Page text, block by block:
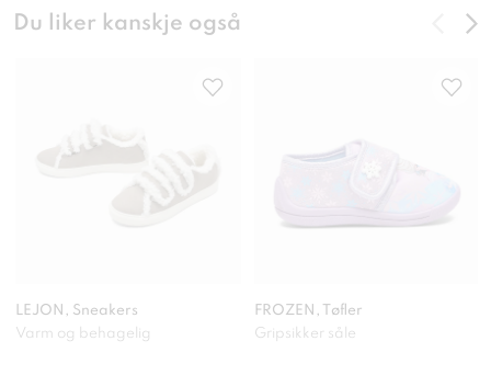
Du liker kanskje også
LEJON, Sneakers
Varm og behagelig
FROZEN, Tøfler
Gripsikker såle